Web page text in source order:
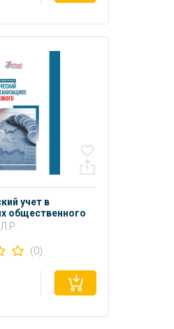
учет в
общественного
(0)